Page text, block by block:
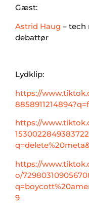
Gæst:
Astrid Haug – tech
debattør
Lydklip:
https://
https://
https://
o/
9